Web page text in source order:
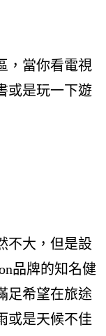
，當你看電視
或是玩一下遊
不大，但是設
品牌的知名健
足希望在旅途
或是天候不佳